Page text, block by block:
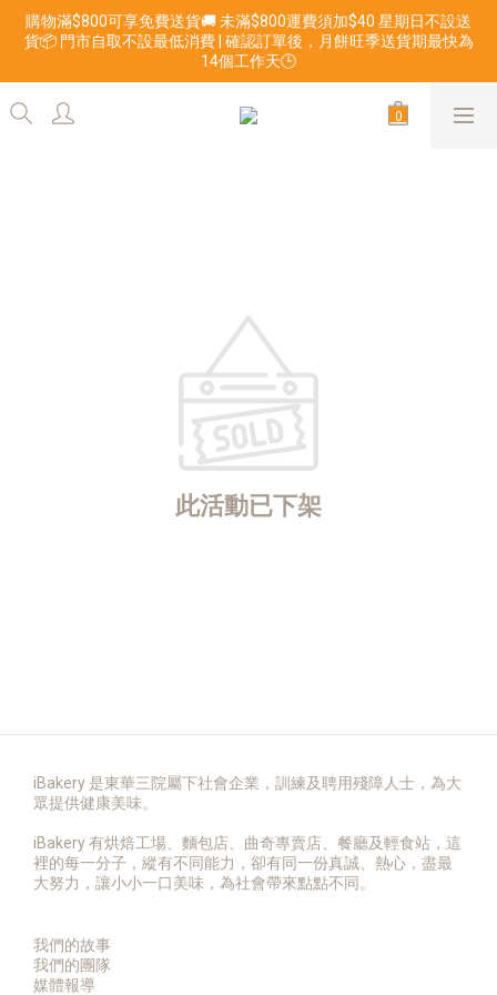
購物滿$800可享免費送貨🚚 未滿$800運費須加$40 星期日不設送
貨📦 門市自取不設最低消費 | 確認訂單後，月餅旺季送貨期最快為
14個工作天🕒
此活動已下架
iBakery 是東華三院屬下社會企業，訓練及聘用殘障人士，為大
眾提供健康美味。
iBakery 有烘焙工場、麵包店、曲奇專賣店、餐廳及輕食站，這
裡的每一分子，縱有不同能力，卻有同一份真誠、熱心，盡最
大努力，讓小小一口美味，為社會帶來點點不同。
我們的故事
我們的團隊
媒體報導